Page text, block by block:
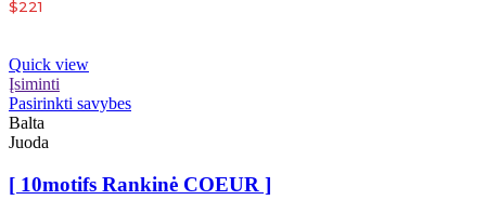
$221
Quick view
Įsiminti
Pasirinkti savybes
Balta
Juoda
[ 10motifs Rankinė COEUR ]